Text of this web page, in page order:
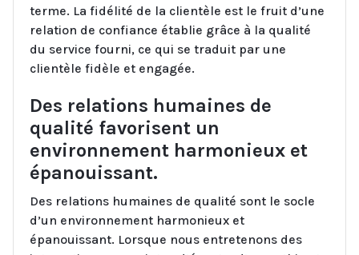
terme. La fidélité de la clientèle est le fruit d’une
relation de confiance établie grâce à la qualité
du service fourni, ce qui se traduit par une
clientèle fidèle et engagée.
Des relations humaines de
qualité favorisent un
environnement harmonieux et
épanouissant.
Des relations humaines de qualité sont le socle
d’un environnement harmonieux et
épanouissant. Lorsque nous entretenons des